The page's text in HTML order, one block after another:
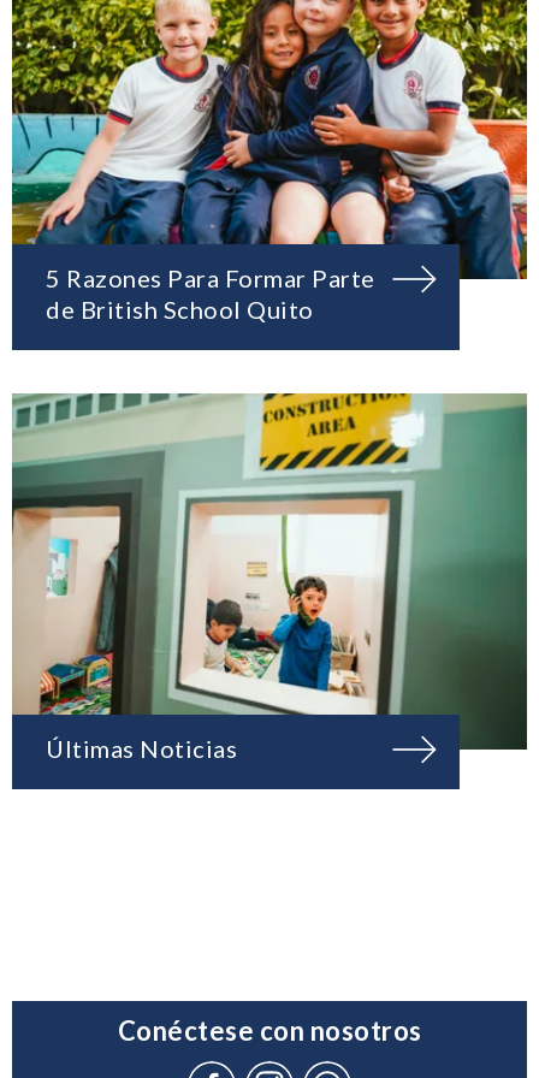
5 Razones Para Formar Parte
de British School Quito
Últimas Noticias
Conéctese con nosotros